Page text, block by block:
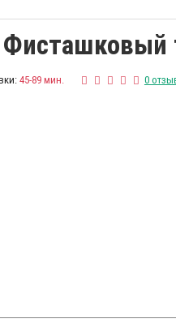
Фисташковый
45-89 мин. 0